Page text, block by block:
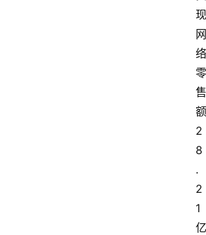
现
网
络
零
售
额
2
8
.
2
1
亿